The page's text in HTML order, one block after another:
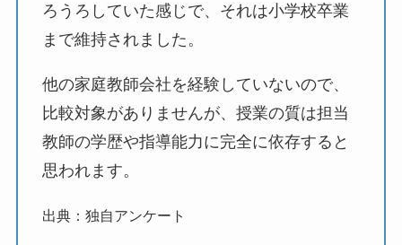
ろうろしていた感じで、それは小学校卒業
まで維持されました。
他の家庭教師会社を経験していないので、
比較対象がありませんが、授業の質は担当
教師の学歴や指導能力に完全に依存すると
思われます。
出典：独自アンケート